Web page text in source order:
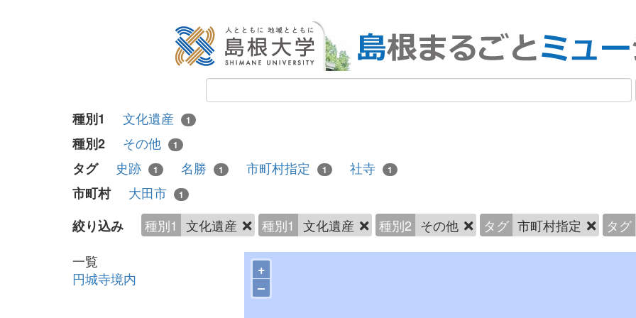
種別1 文化遺産 1
種別2 その他 1
タグ 史跡 1 名勝 1 市町村指定 1 社寺 1
市町村 大田市 1
絞り込み 種別1 文化遺産 種別1 文化遺産 種別2 その他 タグ 市町村指定
タグ
一覧
円城寺境内
+
–